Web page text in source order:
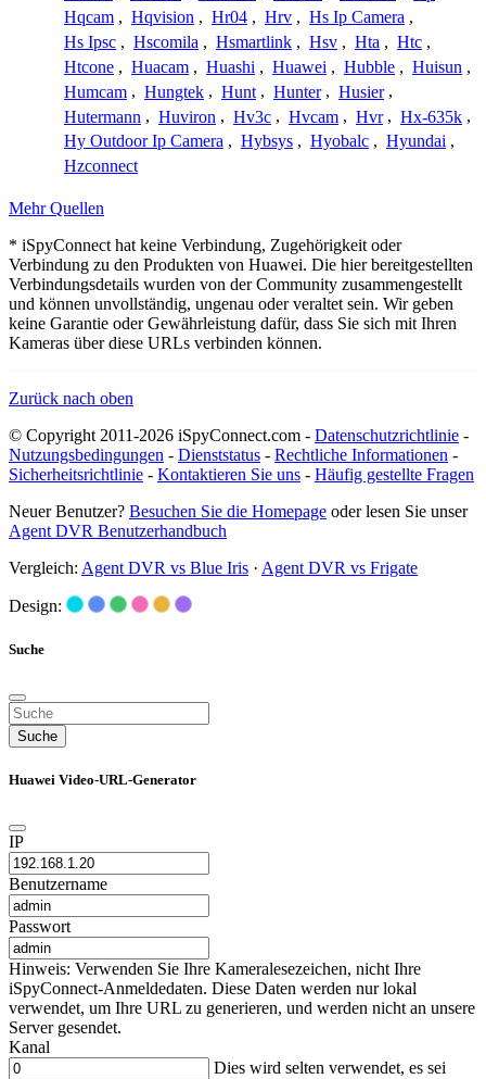
Hqcam , Hqvision , Hr04 , Hrv , Hs Ip Camera ,
Hs Ipsc , Hscomila , Hsmartlink , Hsv , Hta , Htc ,
Htcone , Huacam , Huashi , Huawei , Hubble , Huisun ,
Humcam , Hungtek , Hunt , Hunter , Husier ,
Hutermann , Huviron , Hv3c , Hvcam , Hvr , Hx-635k ,
Hy Outdoor Ip Camera , Hybsys , Hyobalc , Hyundai ,
Hzconnect
Mehr Quellen
* iSpyConnect hat keine Verbindung, Zugehörigkeit oder
Verbindung zu den Produkten von Huawei. Die hier bereitgestellten
Verbindungsdetails wurden von der Community zusammengestellt
und können unvollständig, ungenau oder veraltet sein. Wir geben
keine Garantie oder Gewährleistung dafür, dass Sie sich mit Ihren
Kameras über diese URLs verbinden können.
Zurück nach oben
© Copyright 2011-2026 iSpyConnect.com - Datenschutzrichtlinie -
Nutzungsbedingungen - Dienststatus - Rechtliche Informationen -
Sicherheitsrichtlinie - Kontaktieren Sie uns - Häufig gestellte Fragen
Neuer Benutzer? Besuchen Sie die Homepage oder lesen Sie unser
Agent DVR Benutzerhandbuch
Vergleich: Agent DVR vs Blue Iris · Agent DVR vs Frigate
Design:
Suche
Suche
Huawei Video-URL-Generator
IP
Benutzername
Passwort
Hinweis: Verwenden Sie Ihre Kameralesezeichen, nicht Ihre
iSpyConnect-Anmeldedaten. Diese Daten werden nur lokal
verwendet, um Ihre URL zu generieren, und werden nicht an unsere
Server gesendet.
Kanal
Dies wird selten verwendet, es sei